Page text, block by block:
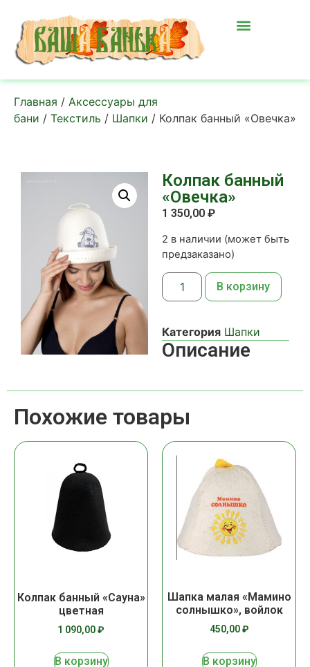
Главная / Аксессуары для
бани / Текстиль / Шапки / Колпак банный «Овечка»
Колпак банный
«Овечка»
1 350,00 ₽
2 в наличии (может быть
предзаказано)
В корзину
Категория Шапки
Описание
Похожие товары
Колпак банный «Сауна»
цветная
1 090,00₽
В корзину
Шапка малая «Мамино
солнышко», войлок
450,00₽
В корзину